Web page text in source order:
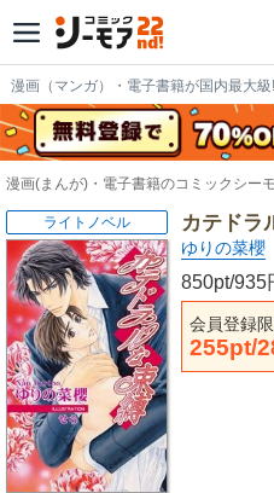
漫画（マンガ）・電子書籍が国内最大級
漫画(まんが)・電子書籍のコミックシー
カテドラ
ゆりの菜櫻
850pt/935
会員登録
255pt/
ライトノベル